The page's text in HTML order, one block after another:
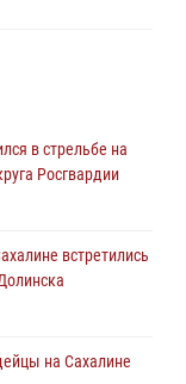
прошли учебно-
в стрельбе на
Росгвардии
встретились
на Сахалине